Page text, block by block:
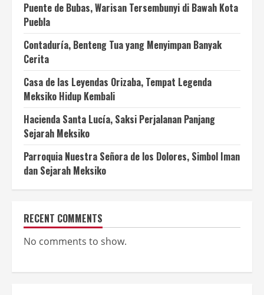
Puente de Bubas, Warisan Tersembunyi di Bawah Kota
Puebla
Contaduría, Benteng Tua yang Menyimpan Banyak
Cerita
Casa de las Leyendas Orizaba, Tempat Legenda
Meksiko Hidup Kembali
Hacienda Santa Lucía, Saksi Perjalanan Panjang
Sejarah Meksiko
Parroquia Nuestra Señora de los Dolores, Simbol Iman
dan Sejarah Meksiko
RECENT COMMENTS
No comments to show.